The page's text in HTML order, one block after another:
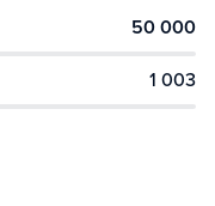
50 000
1 003